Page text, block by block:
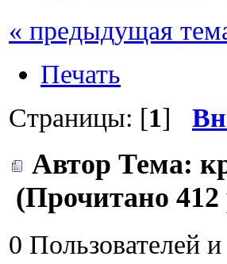
« предыдущая
Печать
Страницы: [1]
Автор Тема:
(Прочитано 412
0 Пользователей